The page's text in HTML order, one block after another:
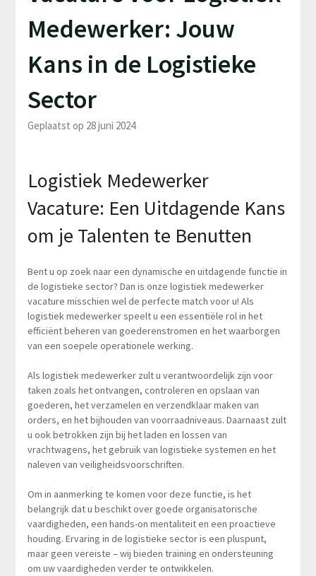
Medewerker: Jouw
Kans in de Logistieke
Sector
Geplaatst op 28 juni 2024
Logistiek Medewerker
Vacature: Een Uitdagende Kans
om je Talenten te Benutten
Bent u op zoek naar een dynamische en uitdagende functie in
de logistieke sector? Dan is onze logistiek medewerker
vacature misschien wel de perfecte match voor u! Als
logistiek medewerker speelt u een essentiële rol in het
efficiënt beheren van goederenstromen en het waarborgen
van een soepele operationele werking.
Als logistiek medewerker zult u verantwoordelijk zijn voor
taken zoals het ontvangen, controleren en opslaan van
goederen, het verzamelen en verzendklaar maken van
orders, en het bijhouden van voorraadniveaus. Daarnaast zult
u ook betrokken zijn bij het laden en lossen van
vrachtwagens, het gebruik van logistieke systemen en het
naleven van veiligheidsvoorschriften.
Om in aanmerking te komen voor deze functie, is het
belangrijk dat u beschikt over goede organisatorische
vaardigheden, een hands-on mentaliteit en een proactieve
houding. Ervaring in de logistieke sector is een pluspunt,
maar geen vereiste – wij bieden training en ondersteuning
om uw vaardigheden verder te ontwikkelen.